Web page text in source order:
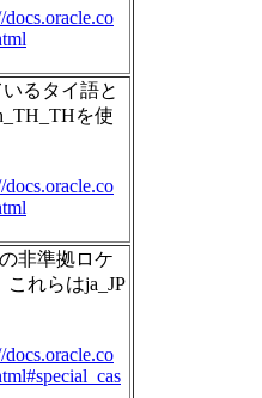
docs.oracle.co
いるタイ語と
を使
docs.oracle.co
非準拠ロケ
れらはja_JP
docs.oracle.co